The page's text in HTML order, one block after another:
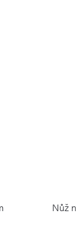
Nůž